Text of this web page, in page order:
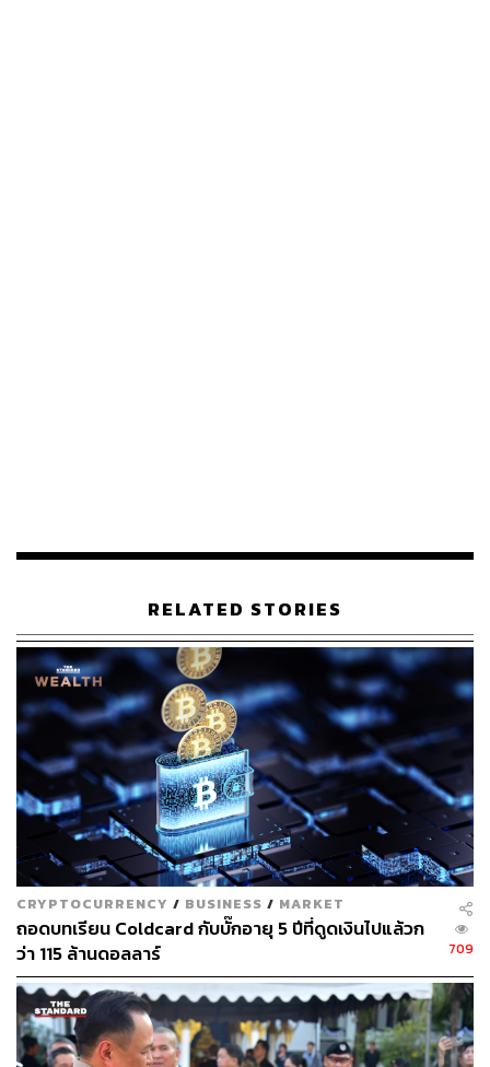
กำไรเป็นเงินได้ประเภทที่ 4 ซึ่งเวลาคำนวณภาษีเราต้องนำ
ประเทศไทย ที่ผ่านมาแม้จะมีระบบหักภาษีเงินได้ ณ ที่จ่าย
ก็ต้องทราบว่าผู้ขายเหรียญคริปโตเป็นใคร และมีต้นทุนเท่าไร
ซึ่งเป็นเรื่องที่ยากในทางปฏิบัติ ทำให้ที่ผ่านมาไม่ค่อยพบเห็น
การหักภาษี ณ ที่จ่ายระหว่างผู้ซื้อผู้ขายกันเท่าไร
เมื่อระบบหักภาษี ณ ที่จ่ายไม่ค่อยทำงาน ทำให้คนขายเห
รียญคริปโตอาจจะลืมไปว่าตนเองมีเงินได้ จึงจำเป็นต้องมีการ
จดบันทึกไว้ทุกครั้งเพื่อประกอบการคำนวณกำไรขาดทุน
เพราะเมื่อผู้ขายเหรียญคริปโตมีกำไรจากการขายหรือแลก
เปลี่ยนจะต้องนำเฉพาะรายการกำไรมาเสียภาษี ส่วนรายการ
ขาดทุนไม่ถือเป็นเงินได้เสียภาษี และหากลงทุนใน Exchange
ที่อยู่ในกำกับดูแลของสำนักงาน ก.ล.ต. สามารถนำส่วน
ขาดทุนมาหักได้ด้วย
ขอยกตัวอย่างให้เข้าใจได้ง่ายๆ เช่น ซื้อเหรียญ AAA มา 5
เหรียญ เหรียญละ 10,000 บาท และขายได้ 4 เหรียญ เหรียญ
ละ 11,000 บาท จึงกำไรเหรียญละ 1,000 บาท หรือ 4 เหรียญ
RELATED STORIES
CRYPTOCURRENCY / BUSINESS / MARKET
ถอดบทเรียน Coldcard กับบั๊กอายุ 5 ปีที่ดูดเงินไปแล้วก
ว่า 115 ล้านดอลลาร์
709